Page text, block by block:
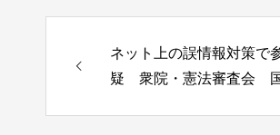
ネット上の誤情報対策で
疑 衆院・憲法審査会